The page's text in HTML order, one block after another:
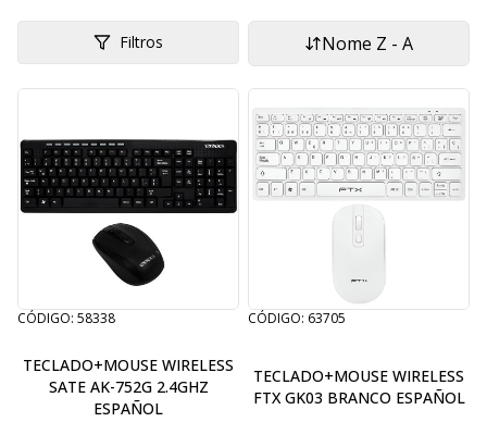
Filtros Nome Z - A
CÓDIGO: 58338
TECLADO+MOUSE WIRELESS
SATE AK-752G 2.4GHZ
ESPAÑOL
CÓDIGO: 63705
TECLADO+MOUSE WIRELESS
FTX GK03 BRANCO ESPAÑOL